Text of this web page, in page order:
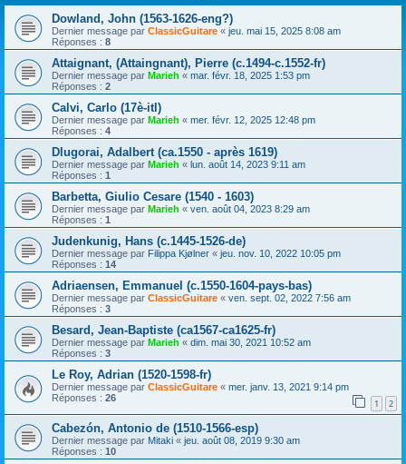
Dowland, John (1563-1626-eng?)
Dernier message par ClassicGuitare « jeu. mai 15, 2025 8:08 am
Réponses : 8
Attaignant, (Attaingnant), Pierre (c.1494-c.1552-fr)
Dernier message par Marieh « mar. févr. 18, 2025 1:53 pm
Réponses : 2
Calvi, Carlo (17è-itl)
Dernier message par Marieh « mer. févr. 12, 2025 12:48 pm
Réponses : 4
Dlugorai, Adalbert (ca.1550 - après 1619)
Dernier message par Marieh « lun. août 14, 2023 9:11 am
Réponses : 1
Barbetta, Giulio Cesare (1540 - 1603)
Dernier message par Marieh « ven. août 04, 2023 8:29 am
Réponses : 1
Judenkunig, Hans (c.1445-1526-de)
Dernier message par Filippa Kjølner « jeu. nov. 10, 2022 10:05 pm
Réponses : 14
Adriaensen, Emmanuel (c.1550-1604-pays-bas)
Dernier message par ClassicGuitare « ven. sept. 02, 2022 7:56 am
Réponses : 3
Besard, Jean-Baptiste (ca1567-ca1625-fr)
Dernier message par Marieh « dim. mai 30, 2021 10:52 am
Réponses : 3
Le Roy, Adrian (1520-1598-fr)
Dernier message par ClassicGuitare « mer. janv. 13, 2021 9:14 pm
Réponses : 26 1 2
Cabezón, Antonio de (1510-1566-esp)
Dernier message par Mitaki « jeu. août 08, 2019 9:30 am
Réponses : 10